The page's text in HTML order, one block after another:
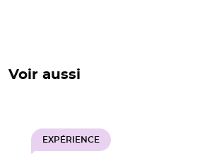
Voir aussi
EXPÉRIENCE